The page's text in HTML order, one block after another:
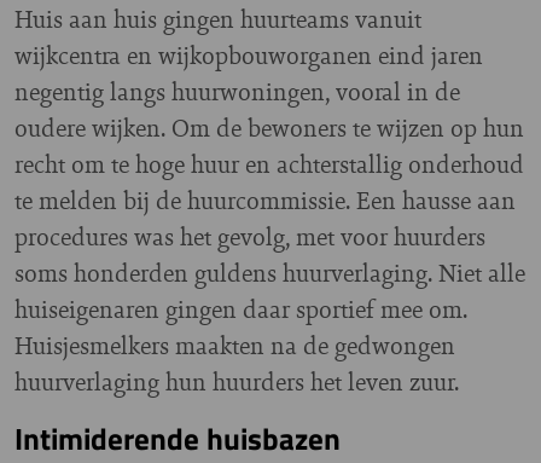
Huis aan huis gingen huurteams vanuit
wijkcentra en wijkopbouworganen eind jaren
negentig langs huurwoningen, vooral in de
oudere wijken. Om de bewoners te wijzen op hun
recht om te hoge huur en achterstallig onderhoud
te melden bij de huurcommissie. Een hausse aan
procedures was het gevolg, met voor huurders
soms honderden guldens huurverlaging. Niet alle
huiseigenaren gingen daar sportief mee om.
Huisjesmelkers maakten na de gedwongen
huurverlaging hun huurders het leven zuur.
Intimiderende huisbazen